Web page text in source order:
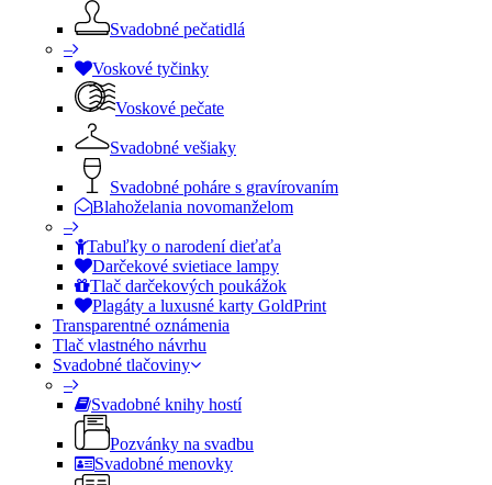
Svadobné pečatidlá
–
Voskové tyčinky
Voskové pečate
Svadobné vešiaky
Svadobné poháre s gravírovaním
Blahoželania novomanželom
–
Tabuľky o narodení dieťaťa
Darčekové svietiace lampy
Tlač darčekových poukážok
Plagáty a luxusné karty GoldPrint
Transparentné oznámenia
Tlač vlastného návrhu
Svadobné tlačoviny
–
Svadobné knihy hostí
Pozvánky na svadbu
Svadobné menovky